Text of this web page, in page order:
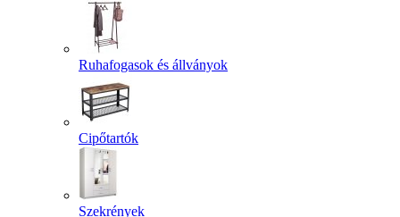
Ruhafogasok és állványok
Cipőtartók
Szekrények